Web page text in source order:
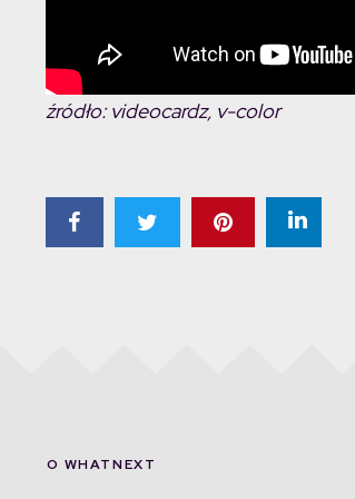
źródło: videocardz, v-color
O WHATNEXT